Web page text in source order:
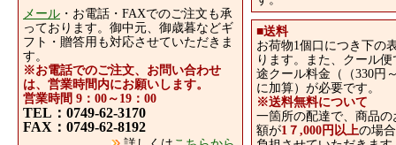
メール ・お電話・FAXでのご注文も承
っております。御中元、御歳暮などギ
フト・贈答用も対応させていただきま
す。
※お電話でのご注文、お問い合わせ
は、営業時間内にお願いします。
営業時間 9：00～19：00
TEL：0749-62-3170
FAX：0749-62-8192
■送料
お荷物1個口につき下の
ります。また、クール
途クール料金（（330円
に加算）が必要です。
※送料無料について
一箇所の配達で、商品
額が1７,000円以上の場